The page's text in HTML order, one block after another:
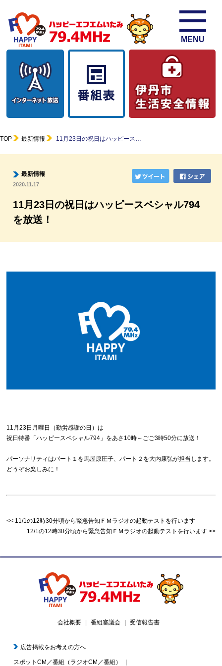
MENU
TOP 最新情報 11月23日の祝日はハッピース…
最新情報
2020.11.17
11月23日の祝日はハッピースペシャル794
を放送！
11月23日月曜日（勤労感謝の日）は
祝日特番「ハッピースペシャル794」をあさ10時～ごご3時50分に放送！
パーソナリティはパート１を馬屋原圧子、パート２を大内康弘が担当します。
どうぞお楽しみに！
11/1の12時30分頃から緊急告知ＦＭラジオの起動テストを行います
12/1の12時30分頃から緊急告知ＦＭラジオの起動テストを行います
会社概要 番組審議会 受信報告書
広告掲載をお考えの方へ
スポットCM／番組（ラジオCM／番組）